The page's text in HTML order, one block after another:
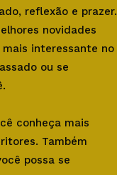
reflexão e prazer.
novidades
interessante no
ou se
conheça mais
Também
possa se